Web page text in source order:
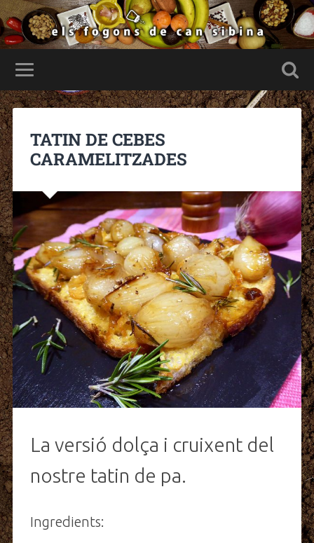
TATIN DE CEBES
CARAMELITZADES
La versió dolça i cruixent del
nostre tatin de pa.
Ingredients: